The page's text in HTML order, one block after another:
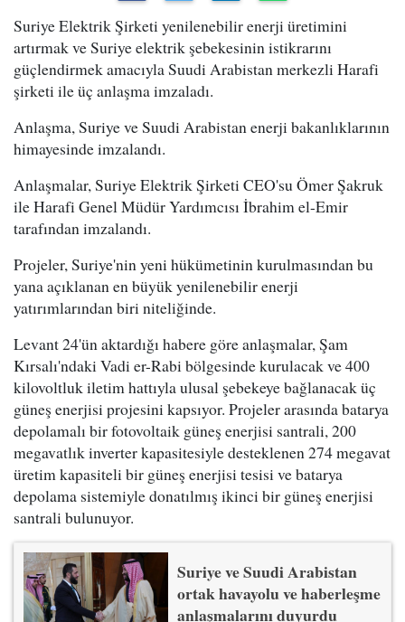
Suriye Elektrik Şirketi yenilenebilir enerji üretimini
artırmak ve Suriye elektrik şebekesinin istikrarını
güçlendirmek amacıyla Suudi Arabistan merkezli Harafi
şirketi ile üç anlaşma imzaladı.
Anlaşma, Suriye ve Suudi Arabistan enerji bakanlıklarının
himayesinde imzalandı.
Anlaşmalar, Suriye Elektrik Şirketi CEO'su Ömer Şakruk
ile Harafi Genel Müdür Yardımcısı İbrahim el-Emir
tarafından imzalandı.
Projeler, Suriye'nin yeni hükümetinin kurulmasından bu
yana açıklanan en büyük yenilenebilir enerji
yatırımlarından biri niteliğinde.
Levant 24'ün aktardığı habere göre anlaşmalar, Şam
Kırsalı'ndaki Vadi er-Rabi bölgesinde kurulacak ve 400
kilovoltluk iletim hattıyla ulusal şebekeye bağlanacak üç
güneş enerjisi projesini kapsıyor. Projeler arasında batarya
depolamalı bir fotovoltaik güneş enerjisi santrali, 200
megavatlık inverter kapasitesiyle desteklenen 274 megavat
üretim kapasiteli bir güneş enerjisi tesisi ve batarya
depolama sistemiyle donatılmış ikinci bir güneş enerjisi
santrali bulunuyor.
Suriye ve Suudi Arabistan
ortak havayolu ve haberleşme
anlaşmalarını duyurdu